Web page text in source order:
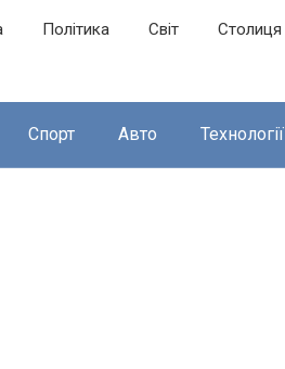
Політика Світ Столиця
Спорт Авто Технології